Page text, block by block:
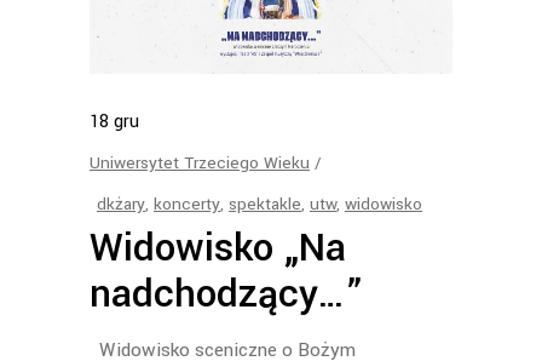
18 gru
Uniwersytet Trzeciego Wieku
dkżary, koncerty, spektakle, utw, widowisko
Widowisko „Na
nadchodzący…”
Widowisko sceniczne o Bożym